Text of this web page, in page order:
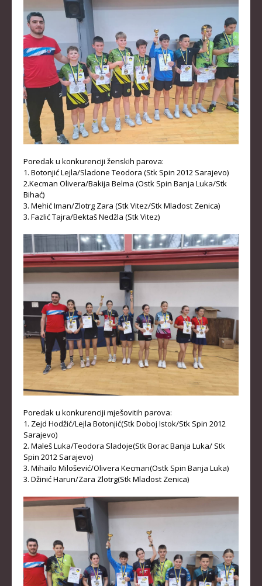
Poredak u konkurenciji ženskih parova:
1. Botonjić Lejla/Sladone Teodora (Stk Spin 2012 Sarajevo)
2.Kecman Olivera/Bakija Belma (Ostk Spin Banja Luka/Stk
Bihać)
3. Mehić Iman/Zlotrg Zara (Stk Vitez/Stk Mladost Zenica)
3. Fazlić Tajra/Bektaš Nedžla (Stk Vitez)
Poredak u konkurenciji mješovitih parova:
1. Zejd Hodžić/Lejla Botonjić(Stk Doboj Istok/Stk Spin 2012
Sarajevo)
2. Maleš Luka/Teodora Sladoje(Stk Borac Banja Luka/ Stk
Spin 2012 Sarajevo)
3. Mihailo Milošević/Olivera Kecman(Ostk Spin Banja Luka)
3. Džinić Harun/Zara Zlotrg(Stk Mladost Zenica)